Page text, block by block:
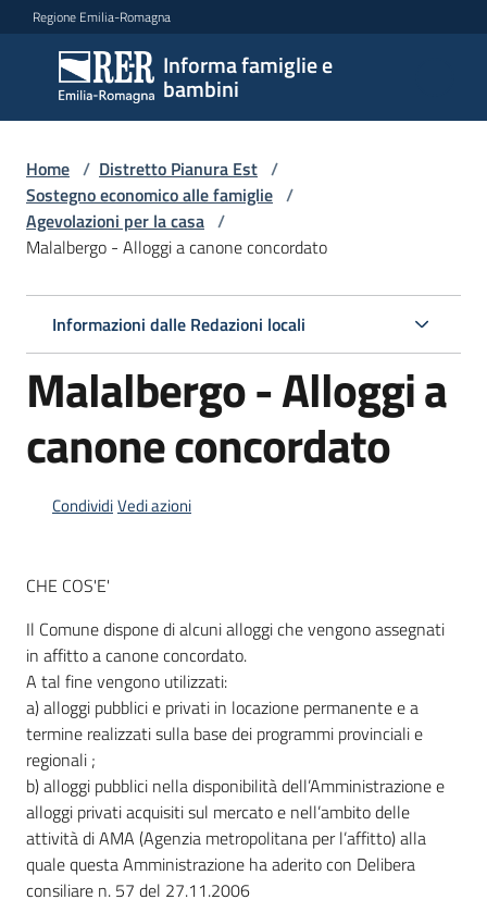
Vai al contenuto
Vai alla navigazione
Vai al footer
Regione Emilia-Romagna
Informa famiglie e
bambini
Informa
famiglie
e
bambini
Argomenti
Servizi
Centri
le
locali
Newsletter
Home / Distretto Pianura Est /
Sostegno economico alle famiglie /
Agevolazioni per la casa /
Malalbergo - Alloggi a canone concordato
Informazioni dalle Redazioni locali
Malalbergo - Alloggi a
canone concordato
CondividiVedi azioni
CHE COS'E'
Il Comune dispone di alcuni alloggi che vengono assegnati
in affitto a canone concordato.
A tal fine vengono utilizzati:
a) alloggi pubblici e privati in locazione permanente e a
termine realizzati sulla base dei programmi provinciali e
regionali ;
b) alloggi pubblici nella disponibilità dell’Amministrazione e
alloggi privati acquisiti sul mercato e nell’ambito delle
attività di AMA (Agenzia metropolitana per l’affitto) alla
quale questa Amministrazione ha aderito con Delibera
consiliare n. 57 del 27.11.2006